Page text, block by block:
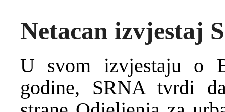
Netacan izvjestaj
U svom izvjestaju o
godine, SRNA tvrdi